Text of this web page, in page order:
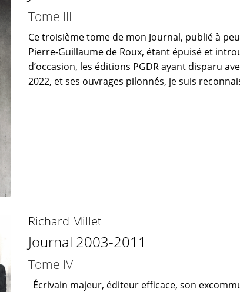
Tome III
Ce troisième tome de mon Journal, publié à
Pierre-Guillaume de Roux, étant épuisé et
d’occasion, les éditions PGDR ayant disparu
2022, et ses ouvrages pilonnés, je suis
Richard Millet
Journal 2003-2011
Tome IV
Écrivain majeur, éditeur efficace, son